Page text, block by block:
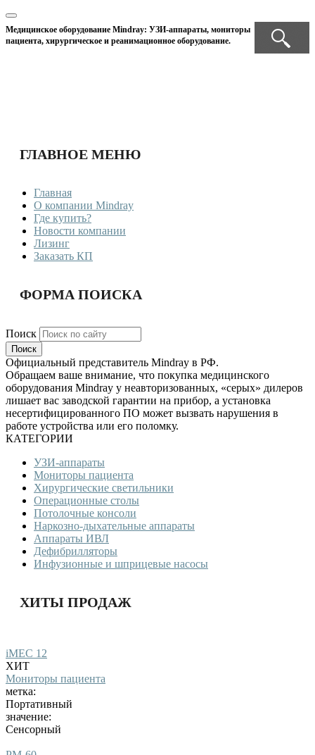
Медицинское оборудование Mindray: УЗИ-аппараты, мониторы
пациента, хирургическое и реанимационное оборудование.
ГЛАВНОЕ МЕНЮ
Главная
О компании Mindray
Где купить?
Новости компании
Лизинг
Заказать КП
ФОРМА ПОИСКА
Поиск
Официальный представитель Mindray в РФ.
Обращаем ваше внимание, что покупка медицинского
оборудования Mindray у неавторизованных, «серых» дилеров
лишает вас заводской гарантии на прибор, а установка
несертифицированного ПО может вызвать нарушения в
работе устройства или его поломку.
КАТЕГОРИИ
УЗИ-аппараты
Мониторы пациента
Хирургические светильники
Операционные столы
Потолочные консоли
Наркозно-дыхательные аппараты
Аппараты ИВЛ
Дефибрилляторы
Инфузионные и шприцевые насосы
ХИТЫ ПРОДАЖ
iMEC 12
ХИТ
Мониторы пациента
метка:
Портативный
значение:
Сенсорный